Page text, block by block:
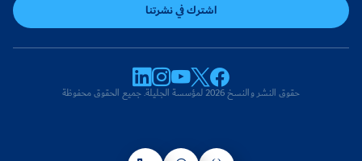
اشترك في نشرتنا
حقوق النشر والنسخ 2026 لمؤسسة الجليلة. جميع الحقوق محفوظة